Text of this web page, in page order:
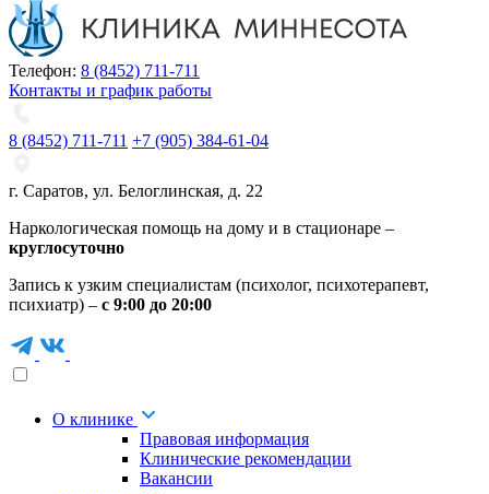
Телефон: 8 (8452) 711-711
Контакты и график работы
8 (8452) 711-711 +7 (905) 384-61-04
г. Саратов, ул. Белоглинская, д. 22
Наркологическая помощь на дому и в стационаре –
круглосуточно
Запись к узким специалистам (психолог, психотерапевт,
психиатр) – с 9:00 до 20:00
О клинике
Правовая информация
Клинические рекомендации
Вакансии